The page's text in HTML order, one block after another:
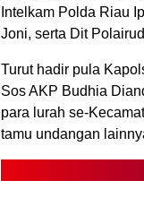
Intelkam Polda Riau
Joni, serta Dit
Turut hadir pula
Sos AKP Budhia
para lurah se-
tamu undangan